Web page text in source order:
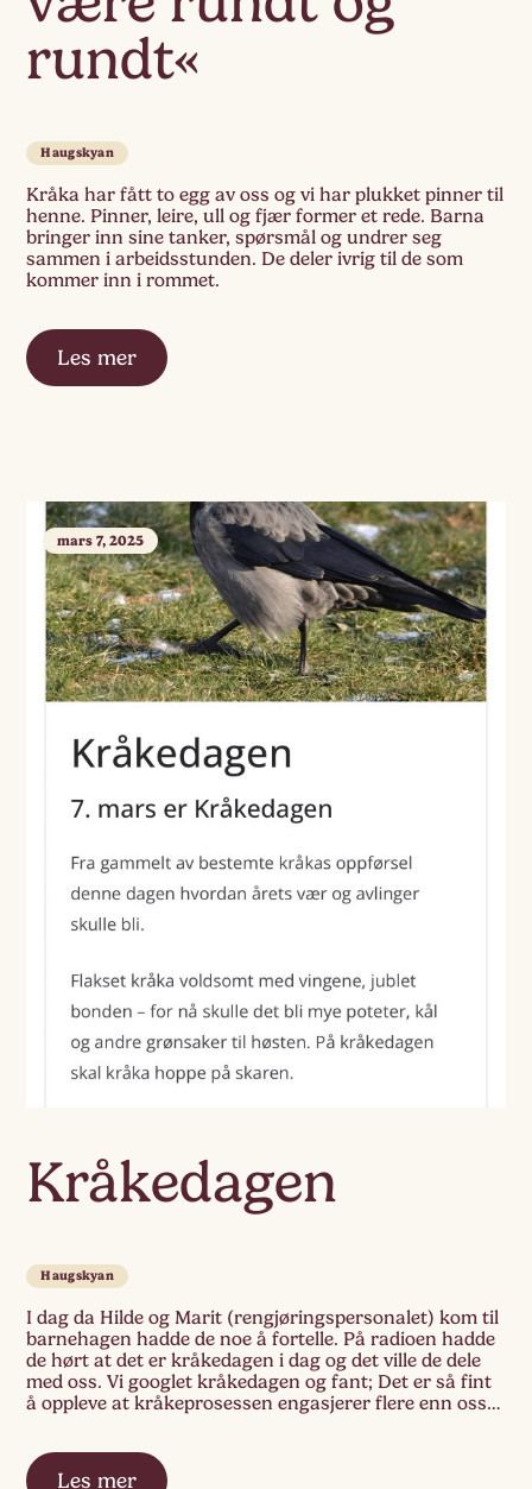
rundt«
Haugskyan
Kråka har fått to egg av oss og vi har plukket pinner til
henne. Pinner, leire, ull og fjær former et rede. Barna
bringer inn sine tanker, spørsmål og undrer seg
sammen i arbeidsstunden. De deler ivrig til de som
kommer inn i rommet.
Les mer
Kråkedagen
mars 7, 2025
Haugskyan
I dag da Hilde og Marit (rengjøringspersonalet) kom til
barnehagen hadde de noe å fortelle. På radioen hadde
de hørt at det er kråkedagen i dag og det ville de dele
med oss. Vi googlet kråkedagen og fant; Det er så fint
å oppleve at kråkeprosessen engasjerer flere enn oss
Les mer